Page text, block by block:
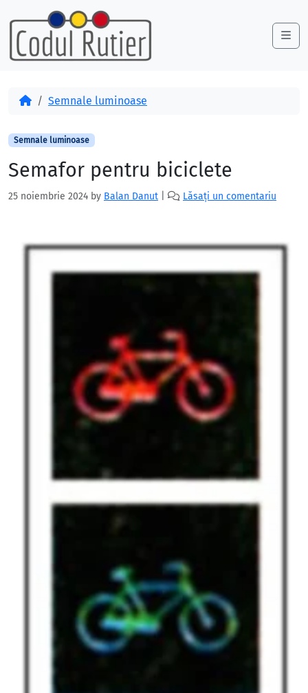
Skip to content
Skip to footer
AcasăSemnale luminoase
Semnale luminoase
Semafor pentru biciclete
25 noiembrie 2024 by Balan Danut Lăsați un comentariu